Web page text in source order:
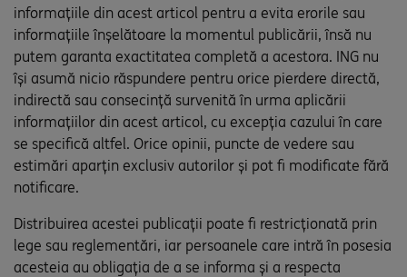
informațiile din acest articol pentru a evita erorile sau
informațiile înșelătoare la momentul publicării, însă nu
putem garanta exactitatea completă a acestora. ING nu
își asumă nicio răspundere pentru orice pierdere directă,
indirectă sau consecință survenită în urma aplicării
informațiilor din acest articol, cu excepția cazului în care
se specifică altfel. Orice opinii, puncte de vedere sau
estimări aparțin exclusiv autorilor și pot fi modificate fără
notificare.
Distribuirea acestei publicații poate fi restricționată prin
lege sau reglementări, iar persoanele care intră în posesia
acesteia au obligația de a se informa și a respecta